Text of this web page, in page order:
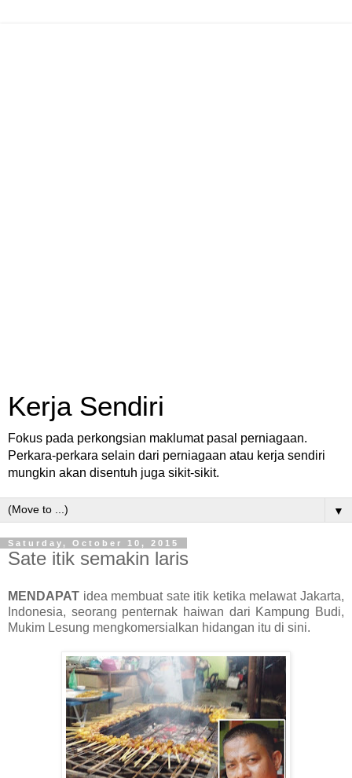
Kerja Sendiri
Fokus pada perkongsian maklumat pasal perniagaan.
Perkara-perkara selain dari perniagaan atau kerja sendiri
mungkin akan disentuh juga sikit-sikit.
▼
Saturday, October 10, 2015
Sate itik semakin laris
MENDAPAT idea membuat sate itik ketika melawat Jakarta,
Indonesia, seorang penternak haiwan dari Kampung Budi,
Mukim Lesung mengkomersialkan hidangan itu di sini.